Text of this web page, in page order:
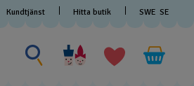
Kundtjänst Hitta butik SWE SE
Sök
efter
något